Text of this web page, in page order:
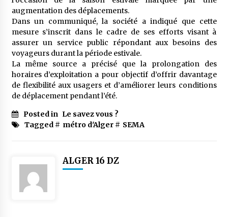
à l’importation
2 semaines ago
Affaires religieuses : Ouverture des
candidatures au concours du Prix national du
meilleur prêche du vendredi
2 semaines ago
Droit à l’affiliation au régime national de
retraite : Coup d’envoi d’une campagne de
sensibilisation au profit de la communauté
3 semaines ago
Lancement d’une campagne nationale de
3 semaines ago
augmentation des déplacements.
Dans un communiqué, la société a indiqué que cette
mesure s’inscrit dans le cadre de ses efforts visant à
assurer un service public répondant aux besoins des
voyageurs durant la période estivale.
La même source a précisé que la prolongation des
horaires d’exploitation a pour objectif d’offrir davantage
de flexibilité aux usagers et d’améliorer leurs conditions
de déplacement pendant l’été.
Posted in Le savez vous ?
Tagged # métro d'Alger# SEMA
ALGER 16 DZ